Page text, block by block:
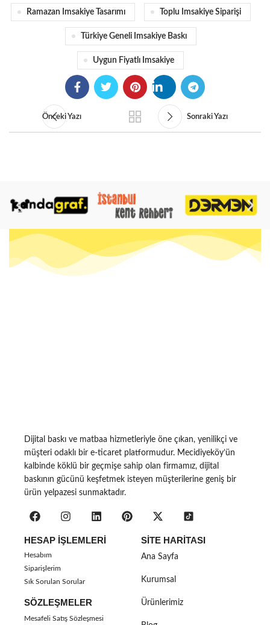
Ramazan Imsakiye Tasarımı Toplu Imsakiye Siparişi
Türkiye Geneli Imsakiye Baskı
Uygun Fiyatlı Imsakiye
Önceki Yazı Sonraki Yazı
Dijital baskı ve matbaa hizmetleriyle öne çıkan, yenilikçi ve
müşteri odaklı bir e-ticaret platformudur. Mecidiyeköy’ün
kalbinde köklü bir geçmişe sahip olan firmamız, dijital
baskının gücünü keşfetmek isteyen müşterilerine geniş bir
ürün yelpazesi sunmaktadır.
HESAP İŞLEMLERI
Hesabım
Siparişlerim
Sık Sorulan Sorular
SÖZLEŞMELER
Mesafeli Satış Sözleşmesi
SITE HARITASI
Ana Sayfa
Kurumsal
Ürünlerimiz